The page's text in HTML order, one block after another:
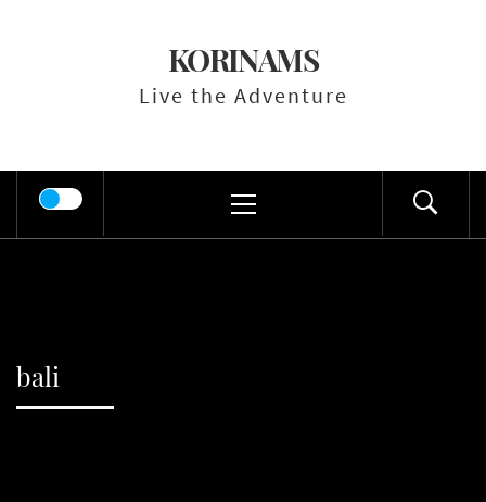
KORINAMS
Live the Adventure
Menu
bali